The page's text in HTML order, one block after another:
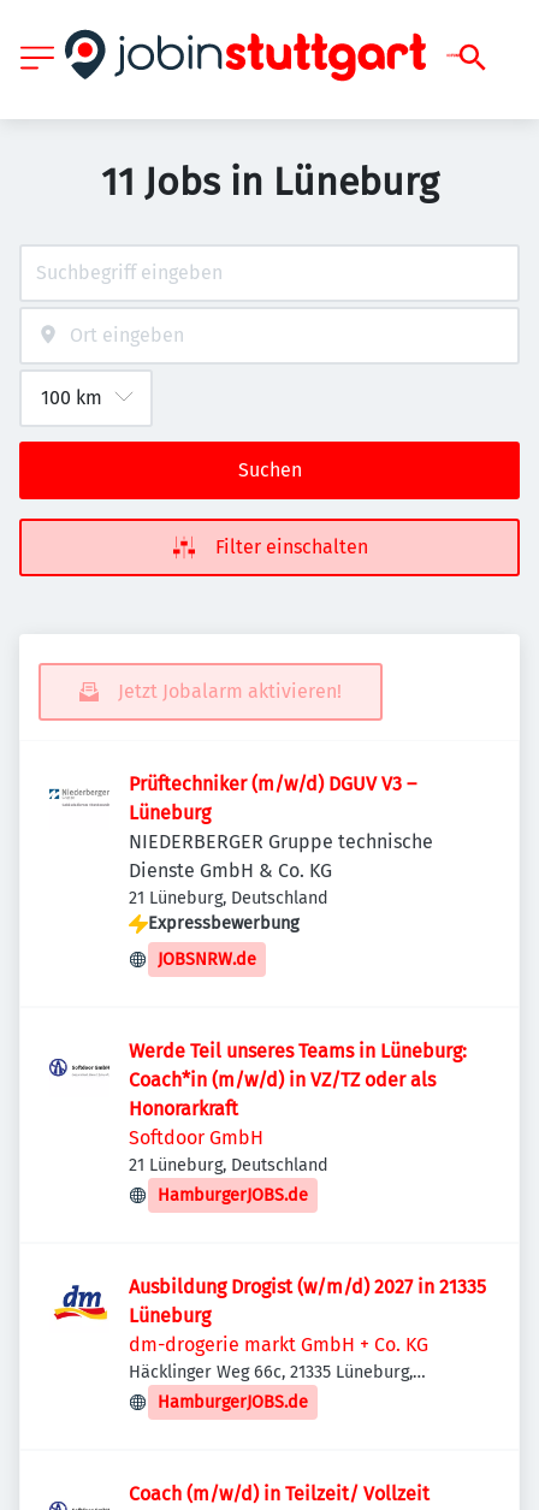
11 Jobs in Lüneburg
Suchen
Filter einschalten
Jetzt Jobalarm aktivieren!
Prüftechniker (m/w/d) DGUV V3 –
Lüneburg
NIEDERBERGER Gruppe technische
Dienste GmbH & Co. KG
21 Lüneburg, Deutschland
Expressbewerbung
JOBSNRW.de
Werde Teil unseres Teams in Lüneburg:
Coach*in (m/w/d) in VZ/TZ oder als
Honorarkraft
Softdoor GmbH
21 Lüneburg, Deutschland
HamburgerJOBS.de
Ausbildung Drogist (w/m/d) 2027 in 21335
Lüneburg
dm-drogerie markt GmbH + Co. KG
Häcklinger Weg 66c, 21335 Lüneburg,
Deutschland
HamburgerJOBS.de
Coach (m/w/d) in Teilzeit/ Vollzeit